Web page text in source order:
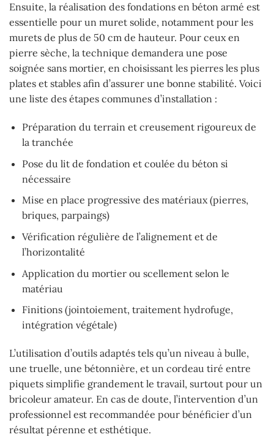
Ensuite, la réalisation des fondations en béton armé est
essentielle pour un muret solide, notamment pour les
murets de plus de 50 cm de hauteur. Pour ceux en
pierre sèche, la technique demandera une pose
soignée sans mortier, en choisissant les pierres les plus
plates et stables afin d’assurer une bonne stabilité. Voici
une liste des étapes communes d’installation :
Préparation du terrain et creusement rigoureux de
la tranchée
Pose du lit de fondation et coulée du béton si
nécessaire
Mise en place progressive des matériaux (pierres,
briques, parpaings)
Vérification régulière de l’alignement et de
l’horizontalité
Application du mortier ou scellement selon le
matériau
Finitions (jointoiement, traitement hydrofuge,
intégration végétale)
L’utilisation d’outils adaptés tels qu’un niveau à bulle,
une truelle, une bétonnière, et un cordeau tiré entre
piquets simplifie grandement le travail, surtout pour un
bricoleur amateur. En cas de doute, l’intervention d’un
professionnel est recommandée pour bénéficier d’un
résultat pérenne et esthétique.